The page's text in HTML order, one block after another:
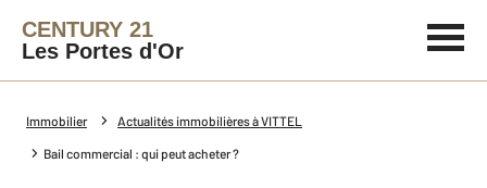
CENTURY 21
Les Portes d'Or
Immobilier Actualités immobilières à VITTEL
Bail commercial : qui peut acheter ?